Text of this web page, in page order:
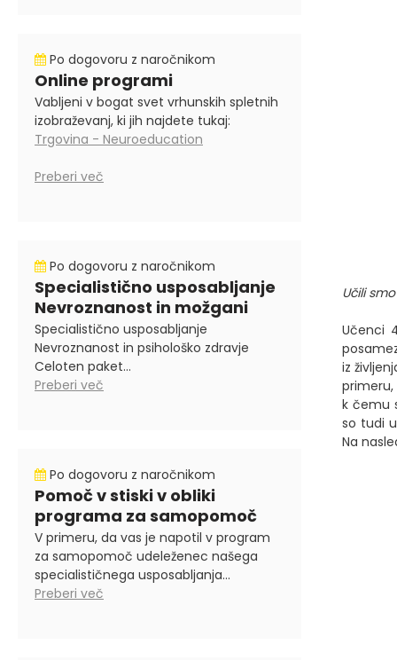
Po dogovoru z naročnikom
Online programi
Vabljeni v bogat svet vrhunskih spletnih
izobraževanj, ki jih najdete tukaj:
Trgovina - Neuroeducation
Preberi več
Po dogovoru z naročnikom
Specialistično usposabljanje
Nevroznanost in možgani
Specialistično usposabljanje
Nevroznanost in psihološko zdravje
Celoten paket...
Preberi več
Po dogovoru z naročnikom
Pomoč v stiski v obliki
programa za samopomoč
V primeru, da vas je napotil v program
za samopomoč udeleženec našega
specialističnega usposabljanja...
Preberi več
Učili
Učenci
iz
primeru,
k čemu
so tudi
Na